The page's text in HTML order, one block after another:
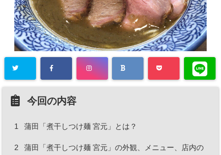
今回の内容
1 蒲田「煮干しつけ麺 宮元」とは？
2
蒲田「煮干しつけ麺 宮元」の外観、メニュー、店内の